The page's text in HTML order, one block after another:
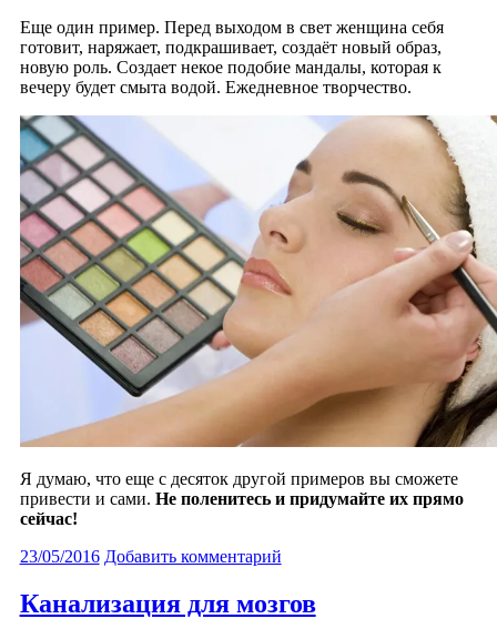
Еще один пример. Перед выходом в свет женщина себя
готовит, наряжает, подкрашивает, создаёт новый образ,
новую роль. Создает некое подобие мандалы, которая к
вечеру будет смыта водой. Ежедневное творчество.
Я думаю, что еще с десяток другой примеров вы сможете
привести и сами. Не поленитесь и придумайте их прямо
сейчас!
23/05/2016 Добавить комментарий
Канализация для мозгов